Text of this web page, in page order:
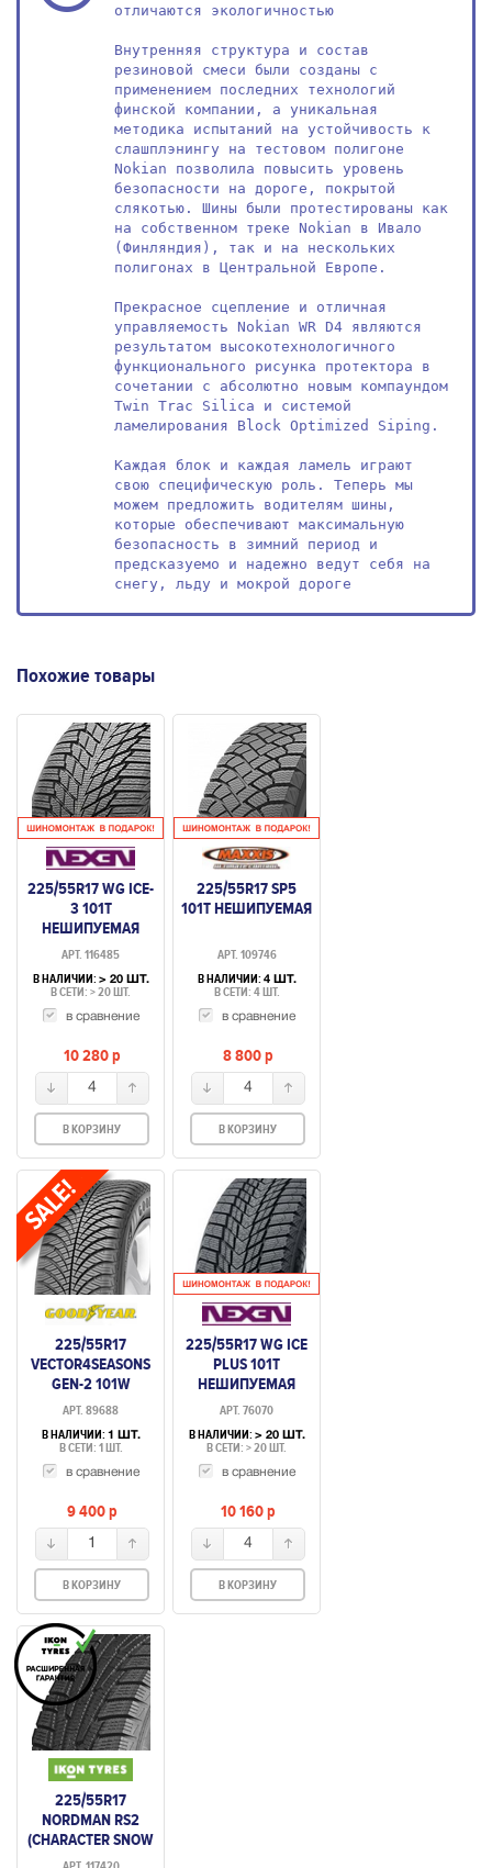
отличаются экологичностью
Внутренняя структура и состав
резиновой смеси были созданы с
применением последних технологий
финской компании, а уникальная
методика испытаний на устойчивость к
слашплэнингу на тестовом полигоне
Nokian позволила повысить уровень
безопасности на дороге, покрытой
слякотью. Шины были протестированы как
на собственном треке Nokian в Ивало
(Финляндия), так и на нескольких
полигонах в Центральной Европе.
Прекрасное сцепление и отличная
управляемость Nokian WR D4 являются
результатом высокотехнологичного
функционального рисунка протектора в
сочетании с абсолютно новым компаундом
Twin Trac Silica и системой
ламелирования Block Optimized Siping.
Каждая блок и каждая ламель играют
свою специфическую роль. Теперь мы
можем предложить водителям шины,
которые обеспечивают максимальную
безопасность в зимний период и
предсказуемо и надежно ведут себя на
снегу, льду и мокрой дороге
Похожие товары
225/55R17 WG ICE-
3 101T
НЕШИПУЕМАЯ
АРТ. 116485
В НАЛИЧИИ: > 20 ШТ.
В СЕТИ: > 20 ШТ.
в сравнение
10 280p
4
В КОРЗИНУ
225/55R17 SP5
101T НЕШИПУЕМАЯ
АРТ. 109746
В НАЛИЧИИ: 4 ШТ.
В СЕТИ: 4 ШТ.
в сравнение
8 800p
4
В КОРЗИНУ
225/55R17
VECTOR4SEASONS
GEN-2 101W
АРТ. 89688
В НАЛИЧИИ: 1 ШТ.
В СЕТИ: 1 ШТ.
в сравнение
9 400p
1
В КОРЗИНУ
225/55R17 WG ICE
PLUS 101T
НЕШИПУЕМАЯ
АРТ. 76070
В НАЛИЧИИ: > 20 ШТ.
В СЕТИ: > 20 ШТ.
в сравнение
10 160p
4
В КОРЗИНУ
225/55R17
NORDMAN RS2
(CHARACTER SNOW
2) 101R